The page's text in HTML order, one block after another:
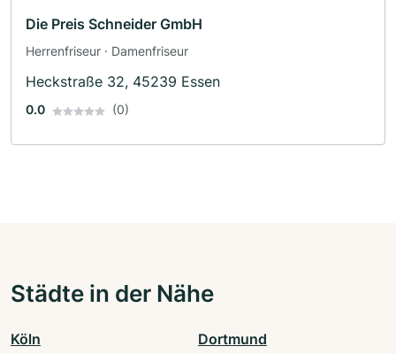
Die Preis Schneider GmbH
Herrenfriseur · Damenfriseur
Heckstraße 32, 45239 Essen
0.0 (0)
Städte in der Nähe
Köln Dortmund